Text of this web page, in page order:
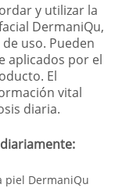
y utilizar la
DermaniQu,
uso. Pueden
aplicados por el
El
vital
diaria.
piel DermaniQu